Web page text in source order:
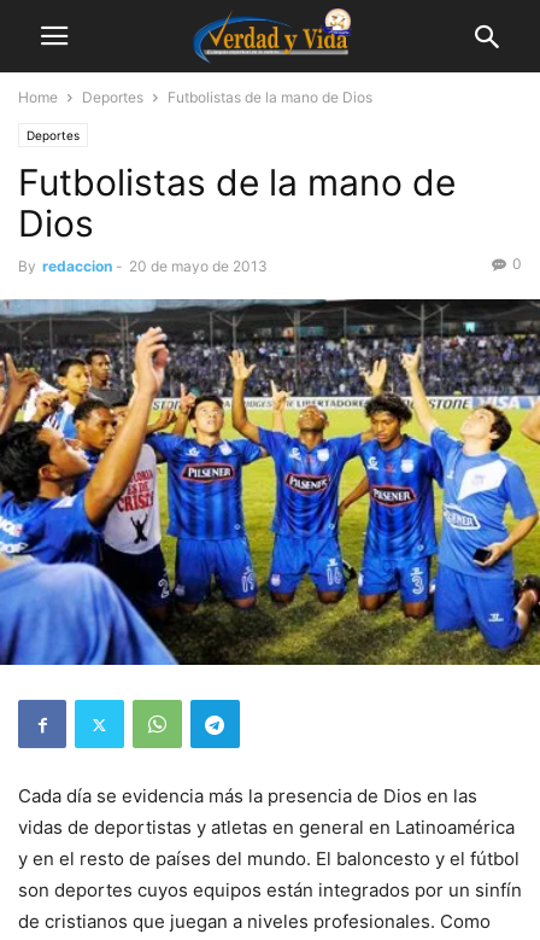
Home Deportes Futbolistas de la mano de Dios
Deportes
Futbolistas de la mano de
Dios
By redaccion - 20 de mayo de 2013 0
Cada día se evidencia más la presencia de Dios en las
vidas de deportistas y atletas en general en Latinoamérica
y en el resto de países del mundo. El baloncesto y el fútbol
son deportes cuyos equipos están integrados por un sinfín
de cristianos que juegan a niveles profesionales. Como